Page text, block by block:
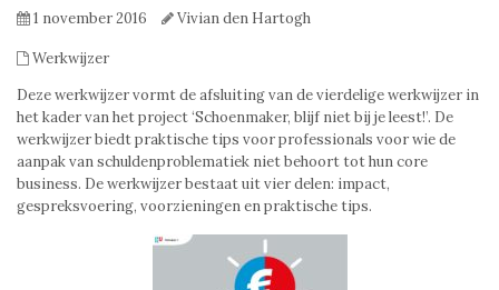
1 november 2016 Vivian den Hartogh
Werkwijzer
Deze werkwijzer vormt de afsluiting van de vierdelige werkwijzer in
het kader van het project ‘Schoenmaker, blijf niet bij je leest!’. De
werkwijzer biedt praktische tips voor professionals voor wie de
aanpak van schuldenproblematiek niet behoort tot hun core
business. De werkwijzer bestaat uit vier delen: impact,
gespreksvoering, voorzieningen en praktische tips.